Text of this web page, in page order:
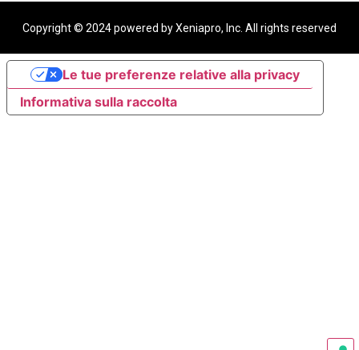
Copyright © 2024 powered by Xeniapro, Inc. All rights reserved​
Informativa sulla raccolta
Le tue preferenze relative alla privacy